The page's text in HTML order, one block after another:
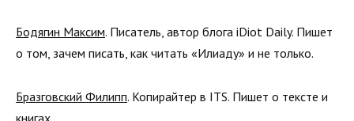
Бодягин Максим. Писатель, автор блога iDiot Daily. Пишет
о том, зачем писать, как читать «Илиаду» и не только.
Бразговский Филипп. Копирайтер в ITS. Пишет о тексте и
книгах.